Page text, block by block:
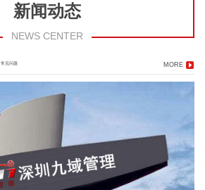
新闻动态
NEWS CENTER
常见问题 MORE